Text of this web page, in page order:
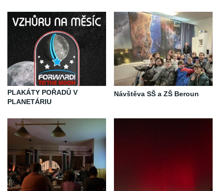
PLAKÁTY POŘADŮ V
PLANETÁRIU
Návštěva SŠ a ZŠ Beroun